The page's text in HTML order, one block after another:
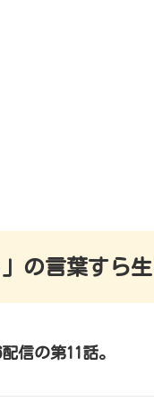
」の言葉すら
信の第11話。